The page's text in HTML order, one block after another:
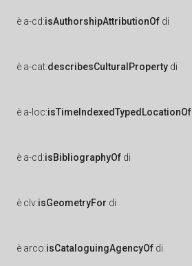
è a-cd:isAuthorshipAttributionOf di
è a-cat:describesCulturalProperty di
è a-loc:isTimeIndexedTypedLocationOf
è a-cd:isBibliographyOf di
è clv:isGeometryFor di
è arco:isCataloguingAgencyOf di